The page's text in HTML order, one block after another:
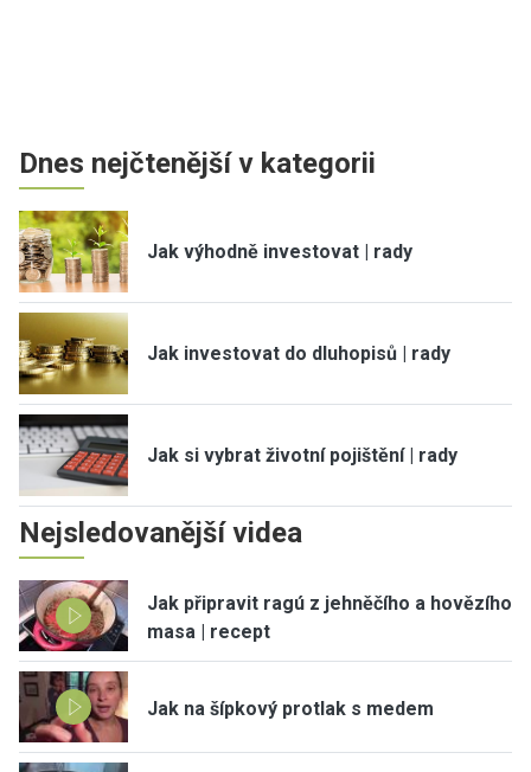
Dnes nejčtenější v kategorii
Jak výhodně investovat | rady
Jak investovat do dluhopisů | rady
Jak si vybrat životní pojištění | rady
Nejsledovanější videa
Jak připravit ragú z jehněčího a hovězího
masa | recept
Jak na šípkový protlak s medem